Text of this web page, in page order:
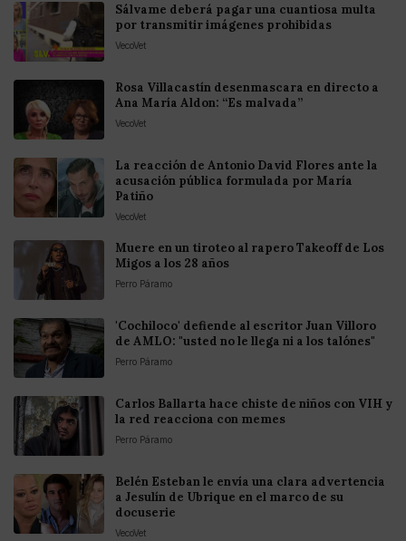
Sálvame deberá pagar una cuantiosa multa
por transmitir imágenes prohibidas
VecoVet
Rosa Villacastín desenmascara en directo a
Ana María Aldon: “Es malvada”
VecoVet
La reacción de Antonio David Flores ante la
acusación pública formulada por María
Patiño
VecoVet
Muere en un tiroteo al rapero Takeoff de Los
Migos a los 28 años
Perro Páramo
'Cochiloco' defiende al escritor Juan Villoro
de AMLO: "usted no le llega ni a los talónes"
Perro Páramo
Carlos Ballarta hace chiste de niños con VIH y
la red reacciona con memes
Perro Páramo
Belén Esteban le envía una clara advertencia
a Jesulín de Ubrique en el marco de su
docuserie
VecoVet